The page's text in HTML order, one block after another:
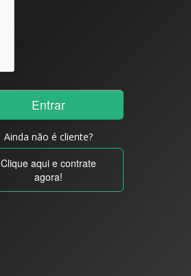
Ainda não é cliente?
Clique aqui e contrate
agora!